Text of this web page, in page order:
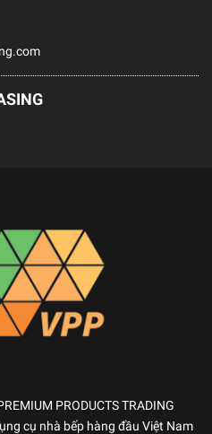
PRODUCTS TRADING
cụ nhà bếp hàng đầu Việt Nam